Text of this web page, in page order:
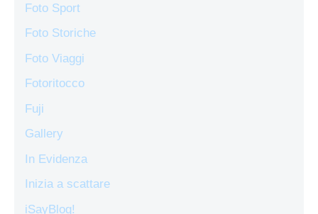
Foto Sport
Foto Storiche
Foto Viaggi
Fotoritocco
Fuji
Gallery
In Evidenza
Inizia a scattare
iSayBlog!